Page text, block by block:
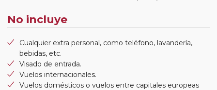
No incluye
Cualquier extra personal, como teléfono, lavandería,
bebidas, etc.
Visado de entrada.
Vuelos internacionales.
Vuelos domésticos o vuelos entre capitales europeas